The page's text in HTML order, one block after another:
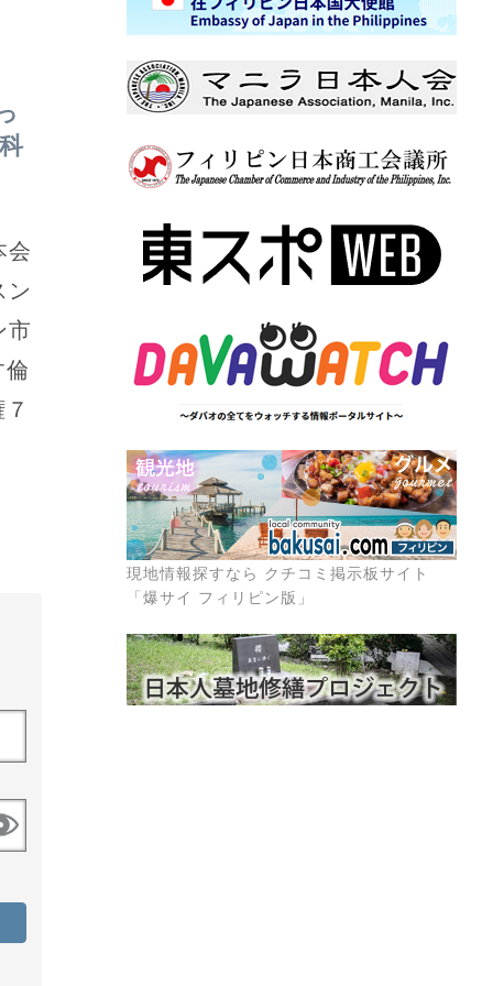
ン
市
現地情報探すなら クチコミ掲示板サイト
「爆サイ フィリピン版」